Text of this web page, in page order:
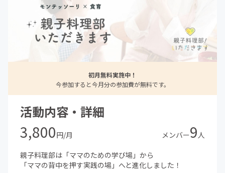
初月無料実施中！
今参加すると今月分の参加費が無料です。
活動内容・詳細
3,800円/月 メンバー9人
親子料理部は「ママのための学び場」から
「ママの背中を押す実践の場」へと進化しました！